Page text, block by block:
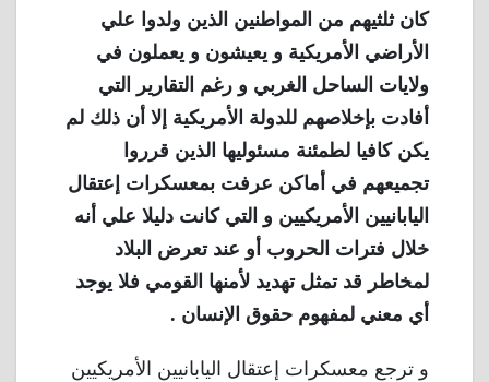
كان ثلثيهم من المواطنين الذين ولدوا علي
الأراضي الأمريكية و يعيشون و يعملون في
ولايات الساحل الغربي و رغم التقارير التي
أفادت بإخلاصهم للدولة الأمريكية إلا أن ذلك لم
يكن كافيا لطمئنة مسئوليها الذين قرروا
تجميعهم في أماكن عرفت بمعسكرات إعتقال
اليابانيين الأمريكيين و التي كانت دليلا علي أنه
خلال فترات الحروب أو عند تعرض البلاد
لمخاطر قد تمثل تهديد لأمنها القومي فلا يوجد
أي معني لمفهوم حقوق الإنسان .
و ترجع معسكرات إعتقال اليابانيين الأمريكيين